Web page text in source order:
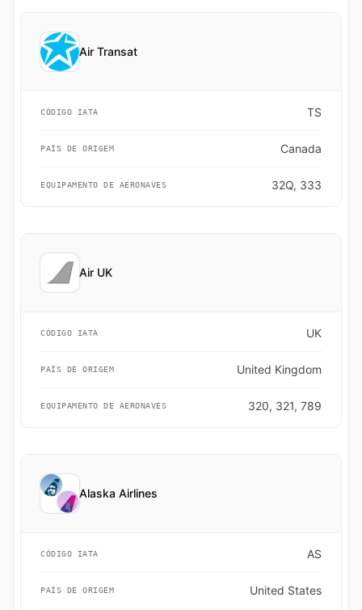
Air Transat
CÓDIGO IATA TS
PAÍS DE ORIGEM Canada
EQUIPAMENTO DE AERONAVES 32Q, 333
Air UK
CÓDIGO IATA UK
PAÍS DE ORIGEM United Kingdom
EQUIPAMENTO DE AERONAVES 320, 321, 789
Alaska Airlines
CÓDIGO IATA AS
PAÍS DE ORIGEM United States